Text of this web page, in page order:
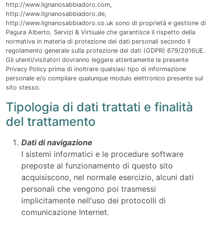
http://www.lignanosabbiadoro.com,
http://www.lignanosabbiadoro.de,
http://www.lignanosabbiadoro.co.uk sono di proprietà e gestione di
Pagura Alberto, Servizi & Virtiuale che garantisce il rispetto della
normativa in materia di protezione dei dati personali secondo Il
regolamento generale sulla protezione dei dati (GDPR) 679/2016UE.
Gli utenti/visitatori dovranno leggere attentamente la presente
Privacy Policy prima di inoltrare qualsiasi tipo di informazione
personale e/o compilare qualunque modulo elettronico presente sul
sito stesso.
Tipologia di dati trattati e finalità
del trattamento
Dati di navigazione
I sistemi informatici e le procedure software
preposte al funzionamento di questo sito
acquisiscono, nel normale esercizio, alcuni dati
personali che vengono poi trasmessi
implicitamente nell'uso dei protocolli di
comunicazione Internet.